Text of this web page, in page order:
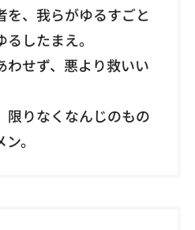
を、我らがゆるすごと
したまえ。
わせず、悪より救いい
限りなくなんじのもの
。